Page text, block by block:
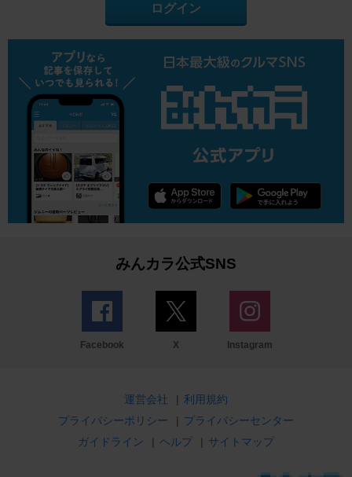
ログイン
みんカラ公式SNS
Facebook X Instagram
運営会社 | 利用規約
プライバシーポリシー
| プライバシーセンター
ガイドライン
| ヘルプ | サイトマップ